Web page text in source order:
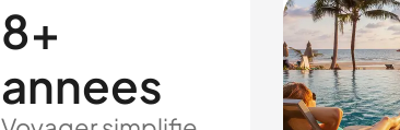
8+
annees